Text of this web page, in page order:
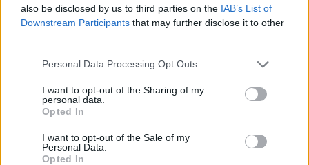
also be disclosed by us to third parties on the IAB’s List of
Downstream Participants that may further disclose it to other
Please note that this website/app uses one or more Google
not limited to your visit or usage behaviour. You may click to
grant or deny consent to Google and its third-party tags to
use your data for below specified purposes in below Google
consent section.
Personal Data Processing Opt Outs
I want to opt-out of the Sharing of my
personal data.
Opted In
I want to opt-out of the Sale of my
Personal Data.
Opted In
Az irány jó, de még több újítást elfogadtunk volna.